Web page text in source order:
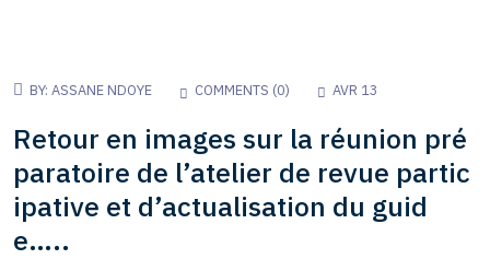
BY: ASSANE NDOYE COMMENTS (0) AVR 13
Retour en images sur la réunion pré
paratoire de l’atelier de revue partic
ipative et d’actualisation du guid
e…..